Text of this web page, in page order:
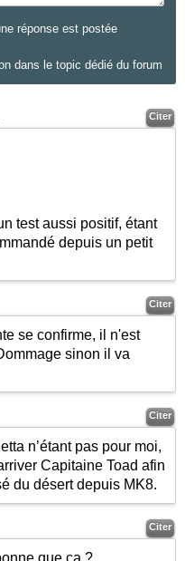
réponse est postée
dans le topic dédié du forum
Citer
test aussi positif, étant
depuis un petit
Citer
se confirme, il n'est
sinon il va
Citer
n’étant pas pour moi,
Capitaine Toad afin
du désert depuis MK8.
Citer
que ça ?